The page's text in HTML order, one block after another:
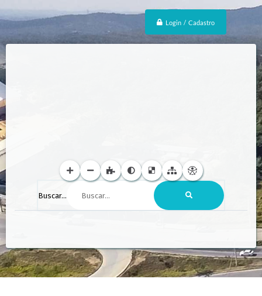
Login / Cadastro
Buscar...